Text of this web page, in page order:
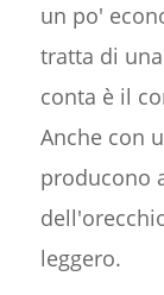
un po'
tratta di
conta è il
Anche con
producono
leggero.